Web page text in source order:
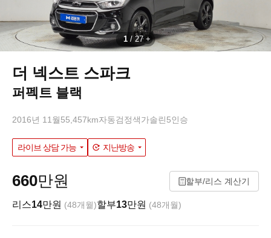
1/ 27
더 넥스트 스파크
퍼펙트 블랙
2016년 11월55,457km자동검정색가솔린5인승
라이브 상담 가능 지난방송
660만원 할부/리스 계산기
리스14만원 (48개월)할부13만원 (48개월)